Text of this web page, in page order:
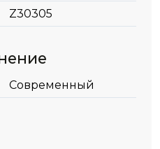
Z30305
Современный